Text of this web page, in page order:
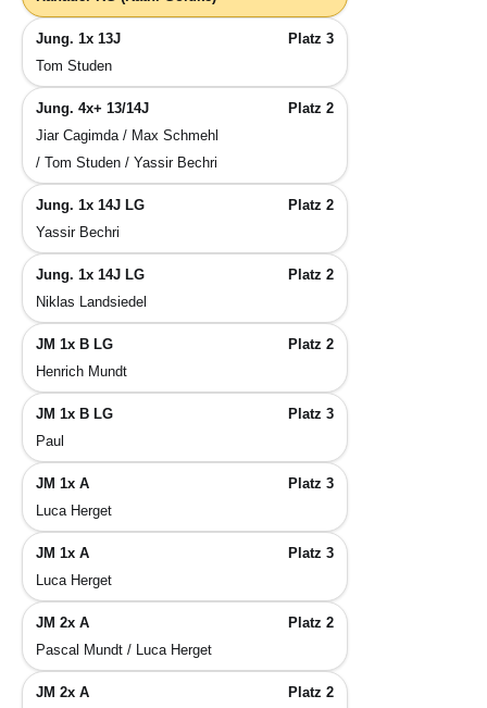
Jung. 1x 13J
Tom Studen
Platz 3
Jung. 4x+ 13/14J
Jiar Cagimda / Max Schmehl
/ Tom Studen / Yassir Bechri
Platz 2
Jung. 1x 14J LG
Yassir Bechri
Platz 2
Jung. 1x 14J LG
Niklas Landsiedel
Platz 2
JM 1x B LG
Henrich Mundt
Platz 2
JM 1x B LG
Paul
Platz 3
JM 1x A
Luca Herget
Platz 3
JM 1x A
Luca Herget
Platz 3
JM 2x A
Pascal Mundt / Luca Herget
Platz 2
JM 2x A
Platz 2